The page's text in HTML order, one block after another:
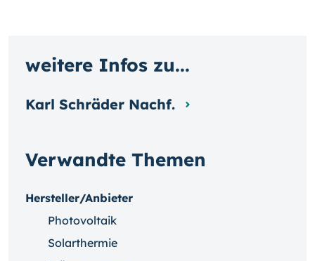
Verwandte Themen
Hersteller/Anbieter
Photovoltaik
Solarthermie
weitere Infos zu...
Karl Schräder Nachf.